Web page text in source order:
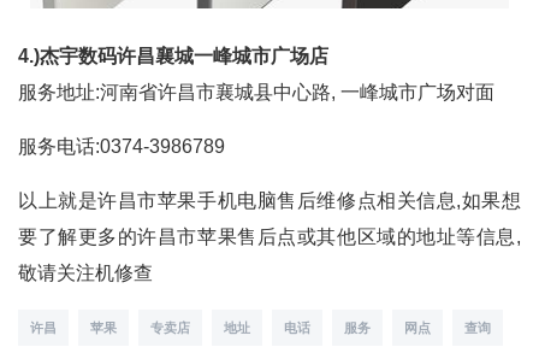
4.)杰宇数码许昌襄城一峰城市广场店
服务地址:河南省许昌市襄城县中心路, 一峰城市广场对面
服务电话:0374-3986789
以上就是许昌市苹果手机电脑售后维修点相关信息,如果想
要了解更多的许昌市苹果售后点或其他区域的地址等信息,
敬请关注机修查
许昌 苹果 专卖店 地址 电话 服务 网点 查询